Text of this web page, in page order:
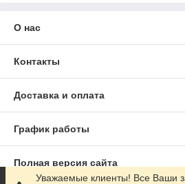
О нас
Контакты
Доставка и оплата
График работы
Полная версия сайта
Уважаемые клиенты! Все Ваши